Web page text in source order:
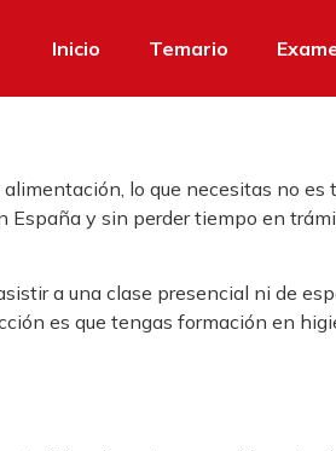
Inicio Temario
lo que necesitas no es
España y sin perder tiempo en
a una clase presencial ni de
es que tengas formación en